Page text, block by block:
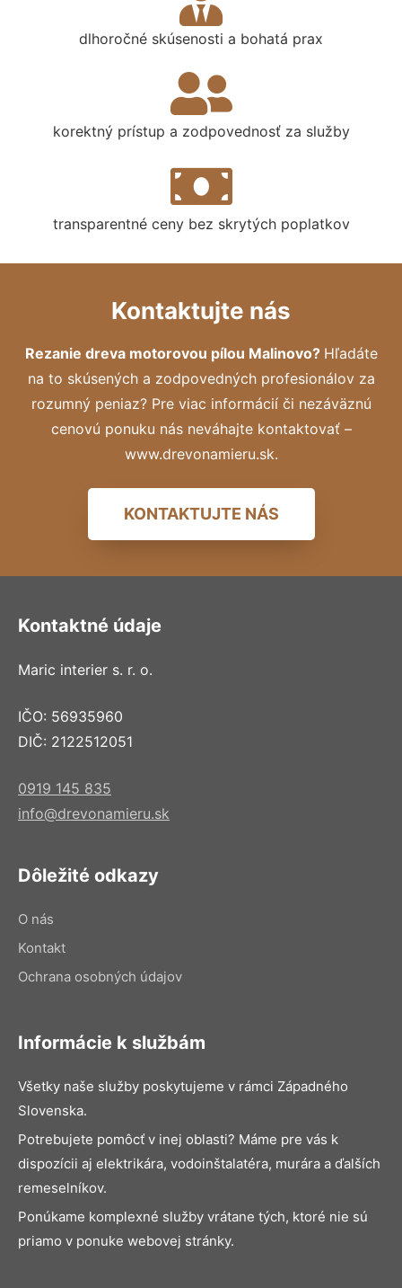
dlhoročné skúsenosti a bohatá prax
korektný prístup a zodpovednosť za služby
transparentné ceny bez skrytých poplatkov
Kontaktujte nás
Rezanie dreva motorovou pílou Malinovo? Hľadáte
na to skúsených a zodpovedných profesionálov za
rozumný peniaz? Pre viac informácií či nezáväznú
cenovú ponuku nás neváhajte kontaktovať –
www.drevonamieru.sk.
KONTAKTUJTE NÁS
Kontaktné údaje
Maric interier s. r. o.
IČO: 56935960
DIČ: 2122512051
0919 145 835
info@drevonamieru.sk
Dôležité odkazy
O nás
Kontakt
Ochrana osobných údajov
Informácie k službám
Všetky naše služby poskytujeme v rámci Západného
Slovenska.
Potrebujete pomôcť v inej oblasti? Máme pre vás k
dispozícii aj elektrikára, vodoinštalatéra, murára a ďalších
remeselníkov.
Ponúkame komplexné služby vrátane tých, ktoré nie sú
priamo v ponuke webovej stránky.